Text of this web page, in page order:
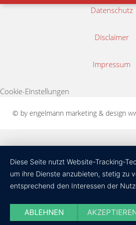
Datenschutz
Disclaimer
Impressum
Cookie-Einstellungen
© by engelmann marketing & design
Diese Seite nutzt Website-Tracking-
um ihre Dienste anzubieten, stetig zu
entsprechend den Interessen der
ABLEHNEN